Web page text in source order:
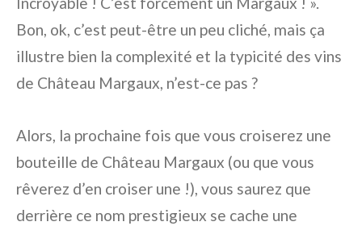
Bon, ok, c’est peut-être un peu cliché, mais ça
illustre bien la complexité et la typicité des vins
de Château Margaux, n’est-ce pas ?
Alors, la prochaine fois que vous croiserez une
bouteille de Château Margaux (ou que vous
rêverez d’en croiser une !), vous saurez que
derrière ce nom prestigieux se cache une